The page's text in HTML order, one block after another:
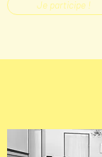
Je participe !